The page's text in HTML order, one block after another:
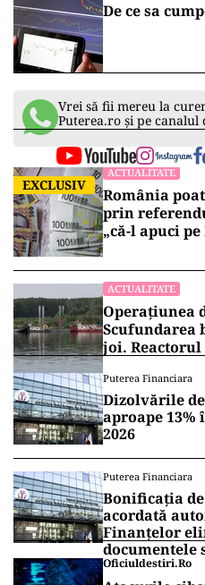
De ce sa
Vrei să fii mereu la
Puterea.ro și pe canalul
EXCLUSIV
ACTUALITATE
România
prin
„că-l apuci
ACTUALITATE
Operațiunea
Scufundarea
joi. Reactorul
Puterea Financiara
Dizolvările
aproape
2026
Puterea Financiara
Bonificația
acordată
Finanțelor
documentele
Oficiuldestiri.ro